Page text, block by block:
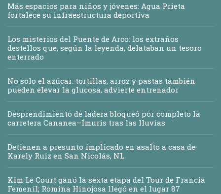
Más espacios para niños y jóvenes: Agua Prieta
fortalece su infraestructura deportiva
Los misterios del Puente de Arco: los extraños
destellos que, según la leyenda, delataban un tesoro
enterrado
No solo el azúcar: tortillas, arroz y pastas también
pueden elevar la glucosa, advierte entrenador
Desprendimiento de ladera bloqueó por completo la
carretera Cananea–Ímuris tras las lluvias
Detienen a presunto implicado en asalto a casa de
Karely Ruiz en San Nicolás, NL
Kim Le Court ganó la sexta etapa del Tour de Francia
Femenil; Romina Hinojosa llegó en el lugar 87